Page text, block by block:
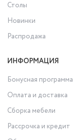
Столы
Новинки
Распродажа
ИНФОРМАЦИЯ
Бонусная программа
Оплата и доставка
Сборка мебели
Рассрочка и кредит